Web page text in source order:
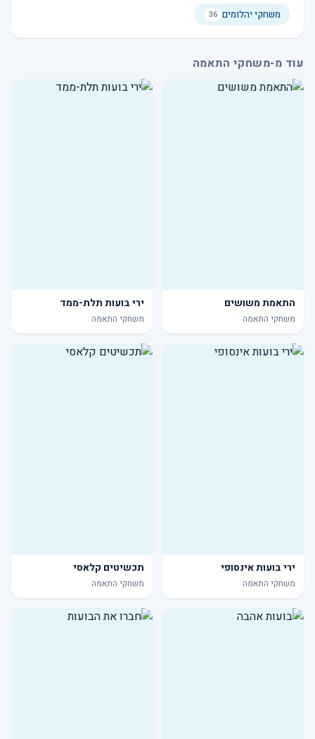
משחקי יהלומים 36
עוד מ-משחקי התאמה
התאמת משושים
משחקי התאמה
ירי בועות תלת-ממד
משחקי התאמה
ירי בועות אינסופי
משחקי התאמה
תכשיטים קלאסי
משחקי התאמה